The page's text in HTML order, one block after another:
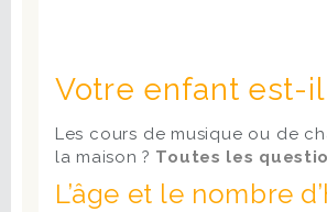
Votre enfant est-
Les cours de musique ou de
la maison ? Toutes les
L’âge et le nombre